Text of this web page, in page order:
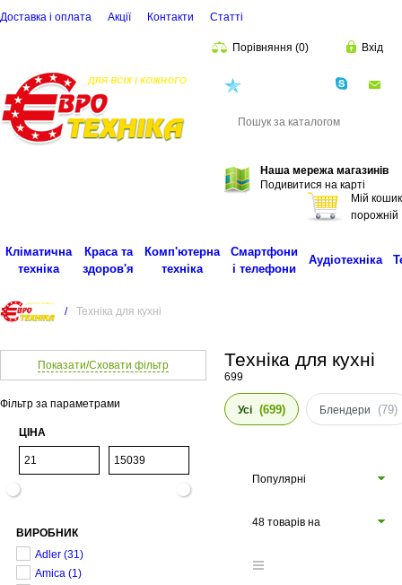
Доставка і оплата Акції Контакти Статті
Порівняння (0) Вхід
Наша мережа магазинів
Подивитися на карті
Мій кошик
порожній
Кліматична
техніка
Краса та
здоров'я
Комп'ютерна
техніка
Смартфони
і телефони
Аудіотехніка
/ Техніка для кухні
Показати/Сховати фільтр
Фільтр за параметрами
ЦІНА
ВИРОБНИК
Adler (31)
Amica (1)
Техніка для кухні
699
Усі (699) Блендери (79)
Популярні
48 товарів на